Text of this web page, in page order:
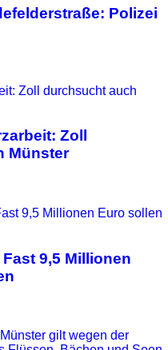
Polizei
Zoll
Münster
9,5 Millionen